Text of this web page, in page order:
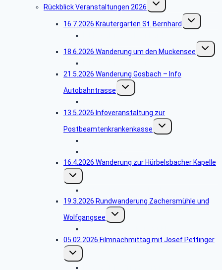
Rückblick Veranstaltungen 2026
umschalten
16.7.2026 Kräutergarten St. Bernhard
Untermenü
umschalten
18.6.2026 Wanderung um den Muckensee
21.5.2026 Wanderung Gosbach – Info
Autobahntrasse
Untermenü
umschalten
13.5.2026 Infoveranstaltung zur
Postbeamtenkrankenkasse
Untermenü
umschalten
16.4.2026 Wanderung zur Hürbelsbacher Kapelle
Untermenü
umschalten
19.3.2026 Rundwanderung Zachersmühle und
Wolfgangsee
Untermenü
umschalten
05.02.2026 Filmnachmittag mit Josef Pettinger
Untermenü
umschalten